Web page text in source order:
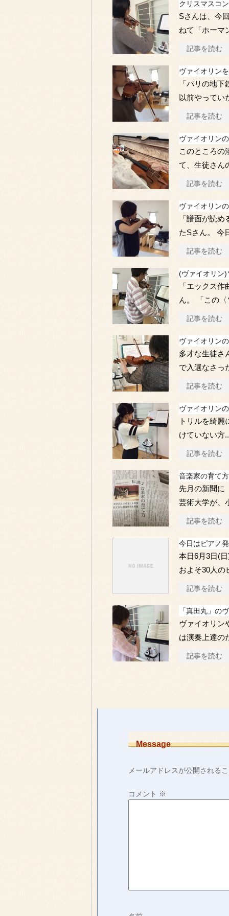
クリスマスコ
Sさんは、今
ねて「ホーマ
記事を読む
ヴァイオリン
「パリの地
以前やってい
記事を読む
ヴァイオリン
このところの
て、生徒さん
記事を読む
ヴァイオリン
「譜面が読
たSさん。 今
記事を読む
(ヴァイオリン)
「エックス
ん。 「この
記事を読む
ヴァイオリン
多才な生徒さ
で入選なさっ
記事を読む
ヴァイオリン
トリルを綺
けていない方
記事を読む
音楽家の育て
先月の新聞に
芸術大学が、
記事を読む
今日はピアノ
本日6月3日(
およそ30人の
記事を読む
「真田丸」の
ヴァイオリン
は演奏上達の
記事を読む
Message
メールアドレスが公開される
コメント ※